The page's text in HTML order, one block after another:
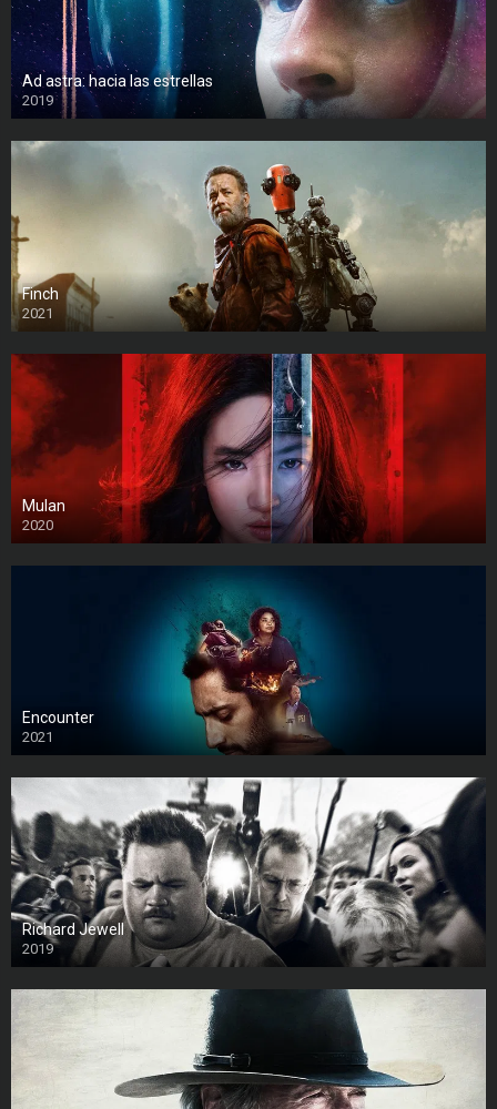
Ad astra: hacia las estrellas
2019
Finch
2021
Mulan
2020
Encounter
2021
Richard Jewell
2019